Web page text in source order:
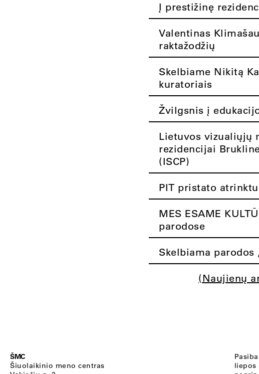
Į prestižinę
Valentinas
raktažodžių
Skelbiame Nikitą
kuratoriais
Žvilgsnis į
Lietuvos vizualiųjų
rezidencijai
(ISCP)
PIT pristato
MES ESAME
parodose
Skelbiama parodos
(Naujienų
ŠMC
Šiuolaikinio meno centras
liepos